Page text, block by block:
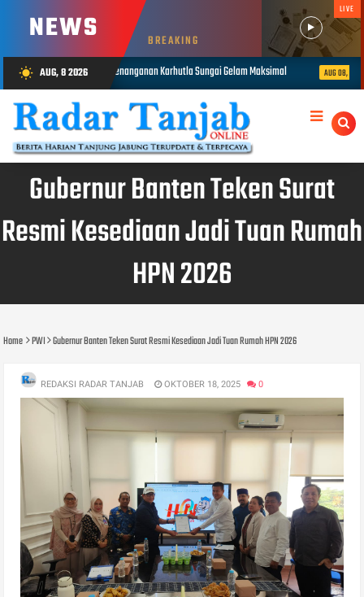
NEWS BREAKING
LIVE
wb_sunny AUG, 8 2026
Karhutla Sungai Gelam Maksimal AUG 08, 2026 1.848 Personel Gabungan
Gubernur Banten Teken Surat
Resmi Kesediaan Jadi Tuan Rumah
HPN 2026
Home PWI Gubernur Banten Teken Surat Resmi Kesediaan Jadi Tuan Rumah HPN 2026
REDAKSI RADAR TANJAB OKTOBER 18, 2025 0